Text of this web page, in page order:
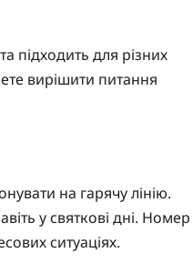
підходить для різних
вирішити питання
на гарячу лінію.
у святкові дні. Номер
ситуаціях.